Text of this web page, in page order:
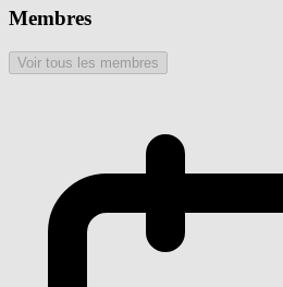
Membres
Voir tous les membres